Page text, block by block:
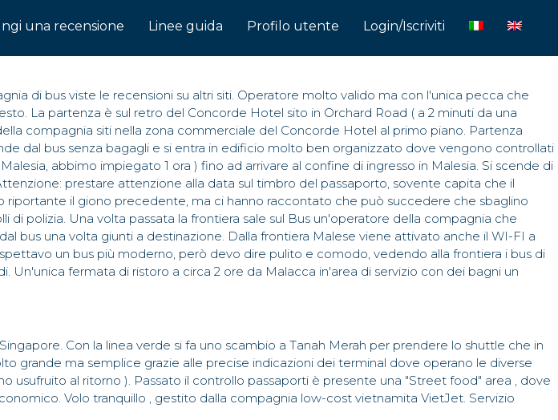
una recensione Linee guida Profilo utente Login/Iscriviti
di bus viste le recensioni su altri siti. Operatore molto valido ma con l'unica pecca che
La partenza è sul retro del Concorde Hotel sito in Orchard Road ( a 2 minuti da una
compagnia siti nella zona commerciale del Concorde Hotel al primo piano. Partenza
dal bus senza bagagli e si entra in edificio molto ben organizzato dove vengono controllati
abbimo impiegato 1 ora ) fino ad arrivare al confine di ingresso in Malesia. Si scende di
prestare attenzione alla data sul timbro del passaporto, sovente capita che il
riportante il giono precedente, ma ci hanno raccontato che può succedere che sbaglino
polizia. Una volta passata la frontiera sale sul Bus un'operatore della compagnia che
bus una volta giunti a destinazione. Dalla frontiera Malese viene attivato anche il WI-FI a
un bus più moderno, però devo dire pulito e comodo, vedendo alla frontiera i bus di
fermata di ristoro a circa 2 ore da Malacca in'area di servizio con dei bagni un
Con la linea verde si fa uno scambio a Tanah Merah per prendere lo shuttle che in
grande ma semplice grazie alle precise indicazioni dei terminal dove operano le diverse
al ritorno ). Passato il controllo passaporti è presente una "Street food" area , dove
Volo tranquillo , gestito dalla compagnia low-cost vietnamita VietJet. Servizio